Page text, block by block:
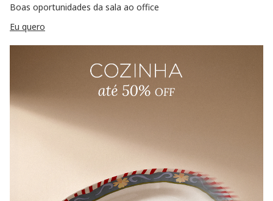
Boas oportunidades da sala ao office
Eu quero